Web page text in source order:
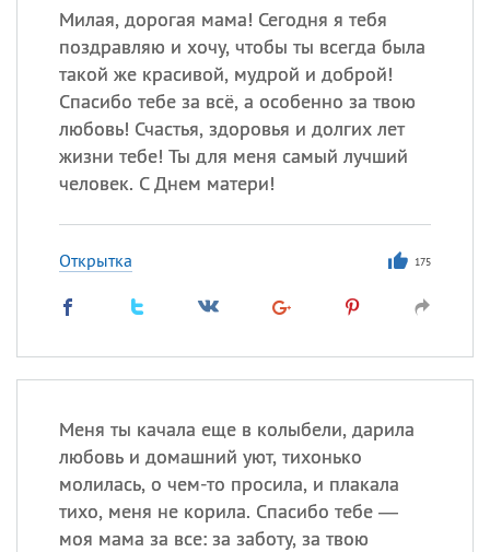
Милая, дорогая мама! Сегодня я тебя
поздравляю и хочу, чтобы ты всегда была
такой же красивой, мудрой и доброй!
Спасибо тебе за всё, а особенно за твою
любовь! Счастья, здоровья и долгих лет
жизни тебе! Ты для меня самый лучший
человек. С Днем матери!
Открытка 175
Меня ты качала еще в колыбели, дарила
любовь и домашний уют, тихонько
молилась, о чем-то просила, и плакала
тихо, меня не корила. Спасибо тебе —
моя мама за все: за заботу, за твою